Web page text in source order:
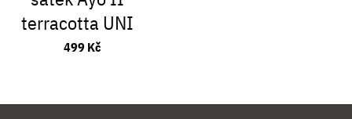
terracotta UNI
499 Kč